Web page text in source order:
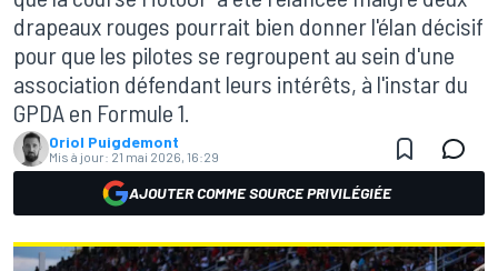
drapeaux rouges pourrait bien donner l'élan décisif
pour que les pilotes se regroupent au sein d'une
association défendant leurs intérêts, à l'instar du
GPDA en Formule 1.
Oriol Puigdemont
Mis à jour: 21 mai 2026, 16:29
AJOUTER COMME SOURCE PRIVILÉGIÉE